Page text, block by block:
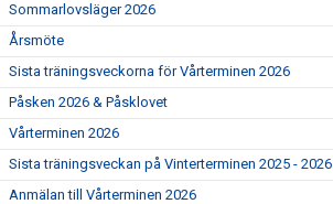
Sommarlovsläger 2026
Årsmöte
Sista träningsveckorna för Vårterminen 2026
Påsken 2026 & Påsklovet
Vårterminen 2026
Sista träningsveckan på Vinterterminen 2025 - 2026
Anmälan till Vårterminen 2026